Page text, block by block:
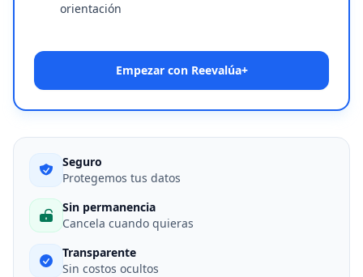
orientación
Empezar con Reevalúa+
Seguro
Protegemos tus datos
Sin permanencia
Cancela cuando quieras
Transparente
Sin costos ocultos